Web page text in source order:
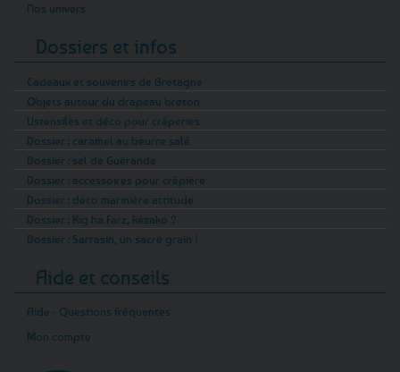
Nos univers
Dossiers et infos
Cadeaux et souvenirs de Bretagne
Objets autour du drapeau breton
Ustensiles et déco pour crêperies
Dossier : caramel au beurre salé
Dossier : sel de Guérande
Dossier : accessoires pour crêpière
Dossier : déco marinière attitude
Dossier : Kig ha Farz, kézako ?
Dossier : Sarrasin, un sacré grain !
Aide et conseils
Aide - Questions fréquentes
Mon compte